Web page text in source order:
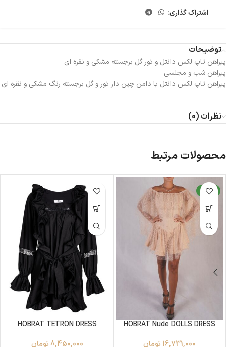
اشتراک گذاری:
توضیحات
پیراهن تاپ لکس دانتل و تور گل برجسته مشکی و نقره ای
پیراهن شب و مجلسی
پیراهن تاپ لکس دانتل با دامن چین دار تور و گل برجسته رنگ مشکی و نقره ای
نظرات (0)
محصولات مرتبط
جدید
HOBRAT Nude DOLLS DRESS
16,731,000 تومان
HOBRAT TETRON DRESS
8,450,000تومان